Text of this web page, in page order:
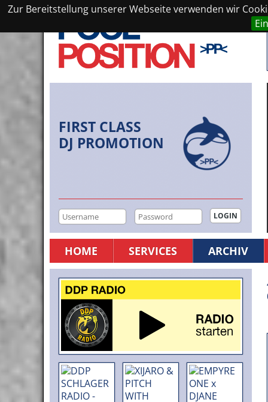
Zur Bereitstellung unserer Webseite verwenden wir
FIRST CLASS
DJ PROMOTION
HOME SERVICES ARCHIV